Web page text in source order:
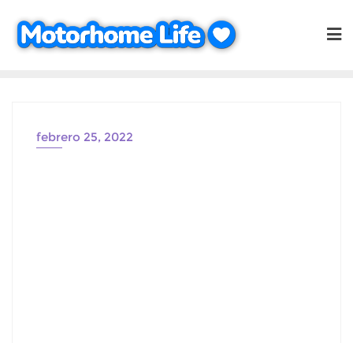
contenido
febrero 25, 2022